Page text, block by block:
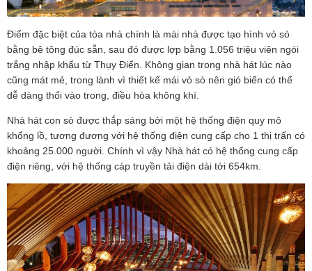
Điểm đặc biệt của tòa nhà chính là mái nhà được tạo hình vỏ sò
bằng bê tông đúc sẵn, sau đó được lợp bằng 1.056 triệu viên ngói
trắng nhập khẩu từ Thụy Điển. Không gian trong nhà hát lúc nào
cũng mát mẻ, trong lành vì thiết kế mái vỏ sò nên gió biển có thể
dễ dàng thổi vào trong, điều hòa không khí.
Nhà hát con sò được thắp sáng bởi một hệ thống điện quy mô
khổng lồ, tương đương với hệ thống điện cung cấp cho 1 thị trấn có
khoảng 25.000 người. Chính vì vậy Nhà hát có hệ thống cung cấp
điện riêng, với hệ thống cáp truyền tải điện dài tới 654km.